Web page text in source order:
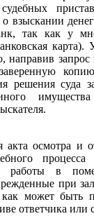
взыскании
так как у
карта).
направив
копию
решения суда
осмотра и
процесса
работы в
при
может быть
ответчика или